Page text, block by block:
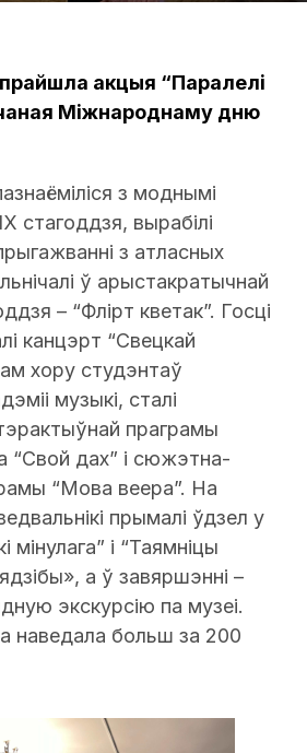
акцыя “Паралелі
Міжнароднаму дню
з моднымі
стагоддзя, вырабілі
з атласных
ў арыстакратычнай
– “Флірт кветак”. Госці
канцэрт “Свецкай
хору студэнтаў
музыкі, сталі
праграмы
“Свой дах” і сюжэтна-
“Мова веера”. На
прымалі ўдзел у
мінулага” і “Таямніцы
а ў завяршэнні –
экскурсію па музеі.
наведала больш за 200